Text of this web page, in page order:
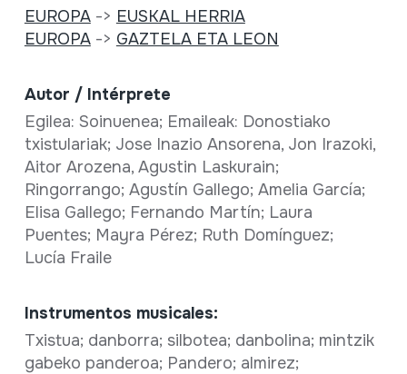
EUROPA-> EUSKAL HERRIA
EUROPA-> GAZTELA ETA LEON
Autor / Intérprete
Egilea: Soinuenea; Emaileak: Donostiako
txistulariak; Jose Inazio Ansorena, Jon Irazoki,
Aitor Arozena, Agustin Laskurain;
Ringorrango; Agustín Gallego; Amelia García;
Elisa Gallego; Fernando Martín; Laura
Puentes; Mayra Pérez; Ruth Domínguez;
Lucía Fraile
Instrumentos musicales:
Txistua; danborra; silbotea; danbolina; mintzik
gabeko panderoa; Pandero; almirez;